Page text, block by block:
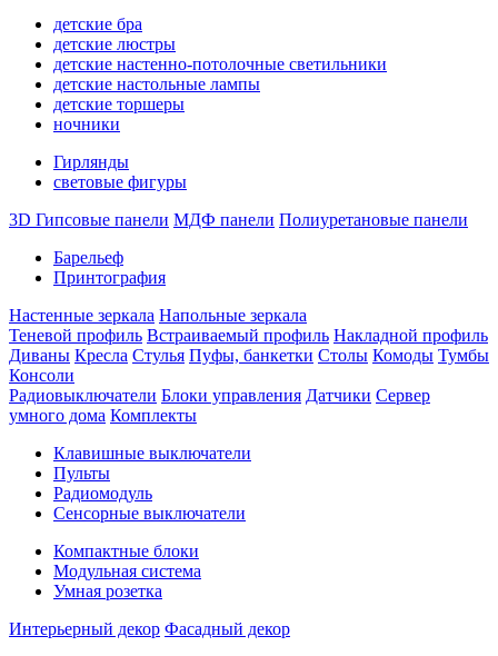
детские бра
детские люстры
детские настенно-потолочные светильники
детские настольные лампы
детские торшеры
ночники
Гирлянды
световые фигуры
3D Гипсовые панели МДФ панели Полиуретановые панели
Барельеф
Принтография
Настенные зеркала Напольные зеркала
Теневой профиль Встраиваемый профиль Накладной профиль
Диваны Кресла Стулья Пуфы, банкетки Столы Комоды Тумбы
Консоли
Радиовыключатели Блоки управления Датчики Сервер
умного дома Комплекты
Клавишные выключатели
Пульты
Радиомодуль
Сенсорные выключатели
Компактные блоки
Модульная система
Умная розетка
Интерьерный декор Фасадный декор